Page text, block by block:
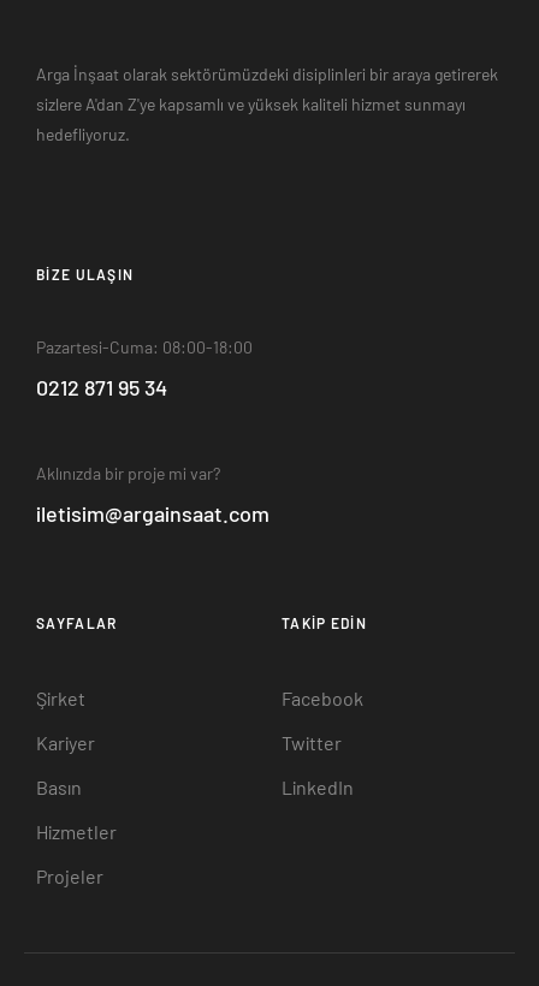
Arga İnşaat olarak sektörümüzdeki disiplinleri bir araya getirerek
sizlere A'dan Z'ye kapsamlı ve yüksek kaliteli hizmet sunmayı
hedefliyoruz.
BIZE ULAŞIN
Pazartesi-Cuma: 08:00-18:00
0212 871 95 34
Aklınızda bir proje mi var?
iletisim@argainsaat.com
SAYFALAR
Şirket
Kariyer
Basın
Hizmetler
Projeler
TAKIP EDIN
Facebook
Twitter
LinkedIn